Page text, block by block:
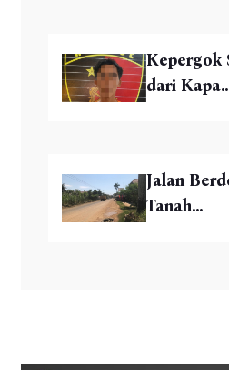
Kepergok
dari
Jalan
Tanah...